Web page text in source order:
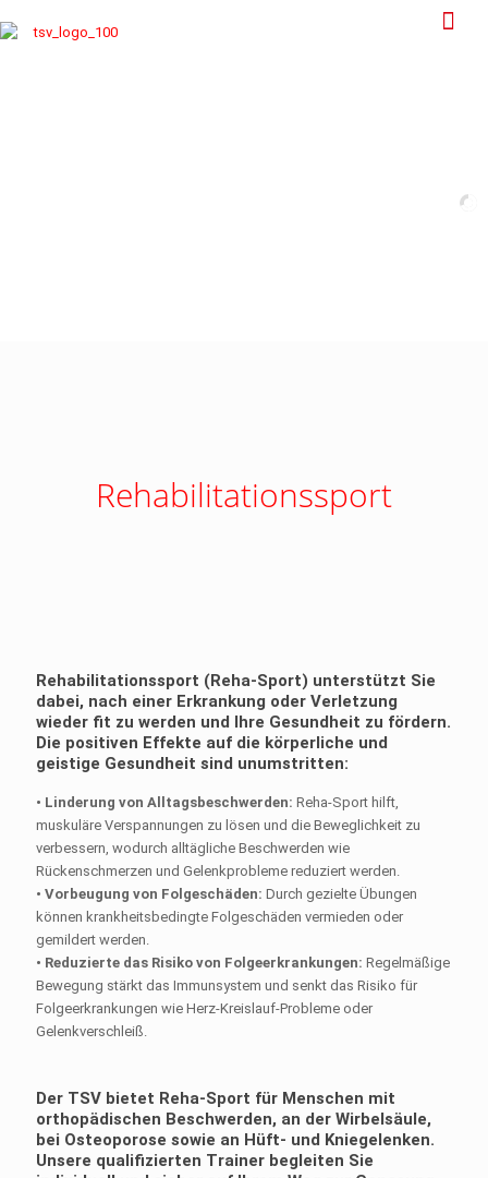
Rehabilitationssport
Rehabilitationssport (Reha-Sport) unterstützt Sie
dabei, nach einer Erkrankung oder Verletzung
wieder fit zu werden und Ihre Gesundheit zu fördern.
Die positiven Effekte auf die körperliche und
geistige Gesundheit sind unumstritten:
• Linderung von Alltagsbeschwerden: Reha-Sport hilft,
muskuläre Verspannungen zu lösen und die Beweglichkeit zu
verbessern, wodurch alltägliche Beschwerden wie
Rückenschmerzen und Gelenkprobleme reduziert werden.
• Vorbeugung von Folgeschäden: Durch gezielte Übungen
können krankheitsbedingte Folgeschäden vermieden oder
gemildert werden.
• Reduzierte das Risiko von Folgeerkrankungen: Regelmäßige
Bewegung stärkt das Immunsystem und senkt das Risiko für
Folgeerkrankungen wie Herz-Kreislauf-Probleme oder
Gelenkverschleiß.
Der TSV bietet Reha-Sport für Menschen mit
orthopädischen Beschwerden, an der Wirbelsäule,
bei Osteoporose sowie an Hüft- und Kniegelenken.
Unsere qualifizierten Trainer begleiten Sie